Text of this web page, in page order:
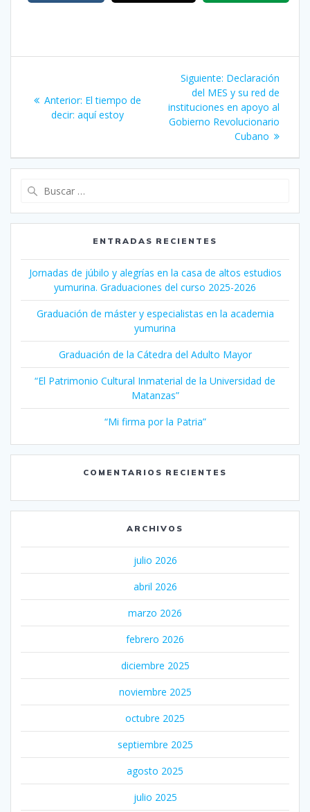
de
entradas
Anterior: Entrada
anterior:
El tiempo de
decir: aquí estoy
Siguiente: Siguiente
entrada:
Declaración
del MES y su red de
instituciones en apoyo al
Gobierno Revolucionario
Cubano
ENTRADAS RECIENTES
Jornadas de júbilo y alegrías en la casa de altos estudios
yumurina. Graduaciones del curso 2025-2026
Graduación de máster y especialistas en la academia
yumurina
Graduación de la Cátedra del Adulto Mayor
“El Patrimonio Cultural Inmaterial de la Universidad de
Matanzas”
“Mi firma por la Patria”
COMENTARIOS RECIENTES
ARCHIVOS
julio 2026
abril 2026
marzo 2026
febrero 2026
diciembre 2025
noviembre 2025
octubre 2025
septiembre 2025
agosto 2025
julio 2025